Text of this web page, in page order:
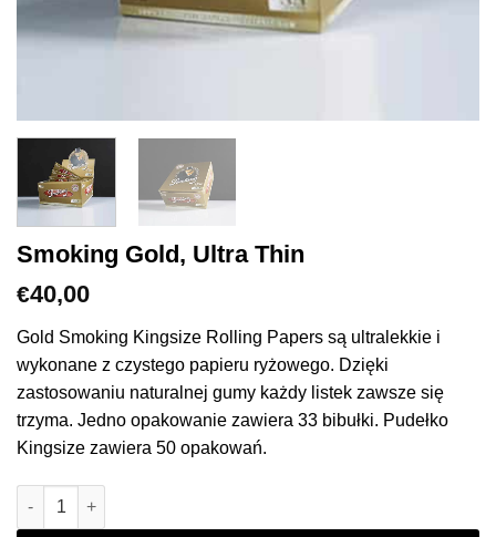
Smoking Gold, Ultra Thin
€40,00
Gold Smoking Kingsize Rolling Papers są ultralekkie i
wykonane z czystego papieru ryżowego. Dzięki
zastosowaniu naturalnej gumy każdy listek zawsze się
trzyma. Jedno opakowanie zawiera 33 bibułki. Pudełko
Kingsize zawiera 50 opakowań.
Ilość Smoking Gold, Ultra Thin